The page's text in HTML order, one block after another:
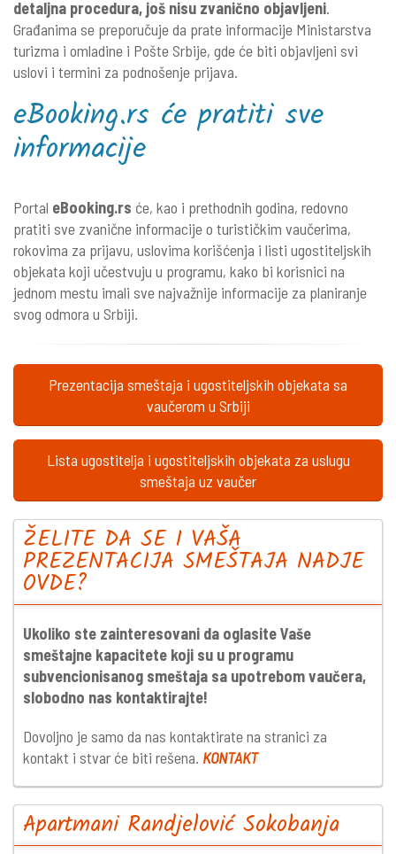
detaljna procedura, još nisu zvanično objavljeni.
Građanima se preporučuje da prate informacije Ministarstva
turizma i omladine i Pošte Srbije, gde će biti objavljeni svi
uslovi i termini za podnošenje prijava.
eBooking.rs će pratiti sve
informacije
Portal eBooking.rs će, kao i prethodnih godina, redovno
pratiti sve zvanične informacije o turističkim vaučerima,
rokovima za prijavu, uslovima korišćenja i listi ugostiteljskih
objekata koji učestvuju u programu, kako bi korisnici na
jednom mestu imali sve najvažnije informacije za planiranje
svog odmora u Srbiji.
Prezentacija smeštaja i ugostiteljskih objekata sa
vaučerom u Srbiji
Lista ugostitelja i ugostiteljskih objekata za uslugu
smeštaja uz vaučer
ŽELITE DA SE I VAŠA
PREZENTACIJA SMEŠTAJA NADJE
OVDE?
Ukoliko ste zainteresovani da oglasite Vaše
smeštajne kapacitete koji su u programu
subvencionisanog smeštaja sa upotrebom vaučera,
slobodno nas kontaktirajte!
Dovoljno je samo da nas kontaktirate na stranici za
kontakt i stvar će biti rešena. KONTAKT
Apartmani Randjelović Sokobanja